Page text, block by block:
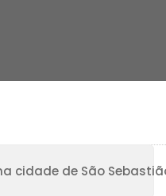
cidade de São